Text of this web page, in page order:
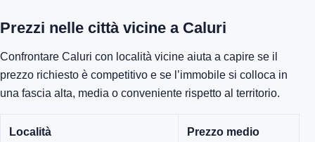
Prezzi nelle città vicine a Caluri
Confrontare Caluri con località vicine aiuta a capire se il
prezzo richiesto è competitivo e se l’immobile si colloca in
una fascia alta, media o conveniente rispetto al territorio.
Località Prezzo medio